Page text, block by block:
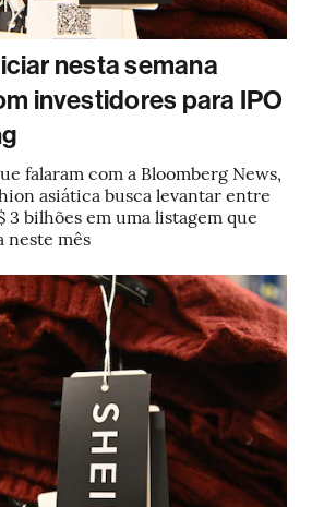
nesta semana
investidores para IPO
falaram com a Bloomberg News,
asiática busca levantar entre
3 bilhões em uma listagem que
neste mês